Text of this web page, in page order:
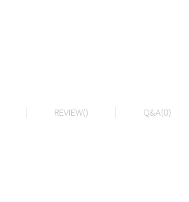
REVIEW() Q&A(0)